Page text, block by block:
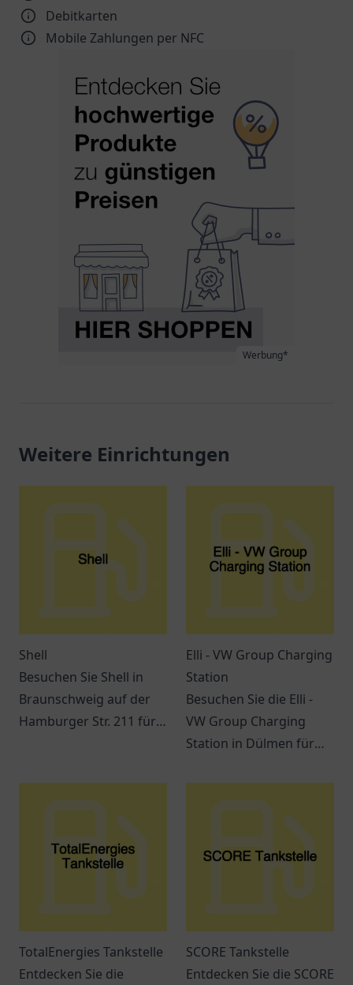
Debitkarten
Mobile Zahlungen per NFC
Werbung*
Weitere Einrichtungen
Shell
Besuchen Sie Shell in
Braunschweig auf der
Hamburger Str. 211 für
Dienstleistungen
Elli - VW Group Charging
Station
Besuchen Sie die Elli -
VW Group Charging
Station in Dülmen für
Ladelösung für
TotalEnergies Tankstelle
Entdecken Sie die
SCORE Tankstelle
Entdecken Sie die SCORE